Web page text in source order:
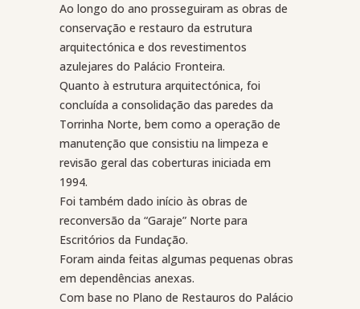
Ao longo do ano prosseguiram as obras de
conservação e restauro da estrutura
arquitectónica e dos revestimentos
azulejares do Palácio Fronteira.
Quanto à estrutura arquitectónica, foi
concluída a consolidação das paredes da
Torrinha Norte, bem como a operação de
manutenção que consistiu na limpeza e
revisão geral das coberturas iniciada em
1994.
Foi também dado início às obras de
reconversão da “Garaje” Norte para
Escritórios da Fundação.
Foram ainda feitas algumas pequenas obras
em dependências anexas.
Com base no Plano de Restauros do Palácio